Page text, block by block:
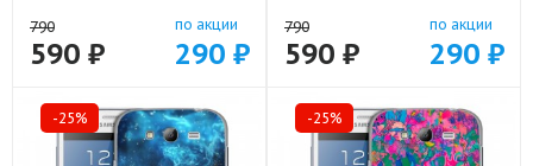
790
590 ₽
по акции
290 ₽
790
590 ₽
по акции
290 ₽
-25% -25%